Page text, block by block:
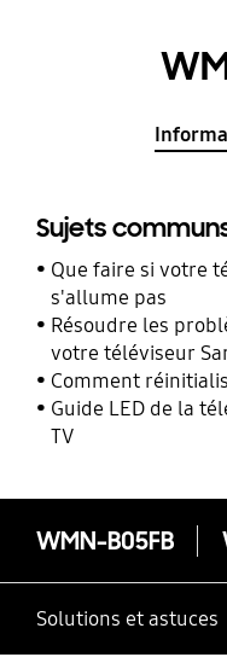
Sujets
Que faire si votre
s'allume pas
Résoudre les
votre téléviseur
Comment
Guide LED de la
TV
WMN-B05FB
Solutions et astuces